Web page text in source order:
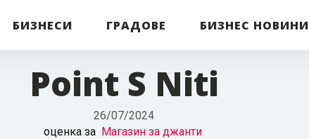
БИЗНЕСИ ГРАДОВЕ БИЗНЕС НОВИНИ
Point S Niti
26/07/2024
оценка за Магазин за джанти